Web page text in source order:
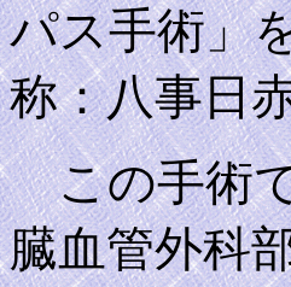
パス手術」
称：八事日
この手術で
臓血管外科